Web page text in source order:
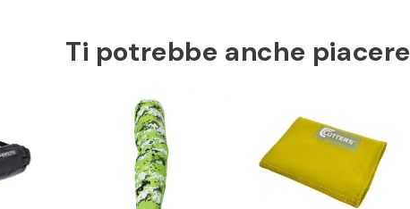
Ti potrebbe anche piacere